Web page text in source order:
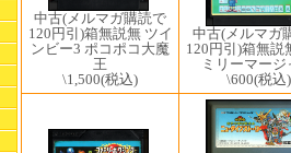
中古(メルマガ購読で
120円引)箱無説無 ツイ
ンビー3 ポコポコ大魔
王
\1,500(税込)
中古(メルマガ
120円引)箱無説
ミリーマージ
\600(税込)